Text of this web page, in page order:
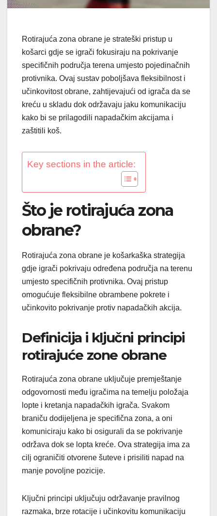
Rotirajuća zona obrane je strateški pristup u
košarci gdje se igrači fokusiraju na pokrivanje
specifičnih područja terena umjesto pojedinačnih
protivnika. Ovaj sustav poboljšava fleksibilnost i
učinkovitost obrane, zahtijevajući od igrača da se
kreću u skladu dok održavaju jaku komunikaciju
kako bi se prilagodili napadačkim akcijama i
zaštitili koš.
Key sections in the article:
Što je rotirajuća zona
obrane?
Rotirajuća zona obrane je košarkaška strategija
gdje igrači pokrivaju određena područja na terenu
umjesto specifičnih protivnika. Ovaj pristup
omogućuje fleksibilne obrambene pokrete i
učinkovito pokrivanje protiv napadačkih akcija.
Definicija i ključni principi
rotirajuće zone obrane
Rotirajuća zona obrane uključuje premještanje
odgovornosti među igračima na temelju položaja
lopte i kretanja napadačkih igrača. Svakom
braniču dodijeljena je specifična zona, a oni
komuniciraju kako bi osigurali da se pokrivanje
održava dok se lopta kreće. Ova strategija ima za
cilj ograničiti otvorene šuteve i prisiliti napad na
manje povoljne pozicije.
Ključni principi uključuju održavanje pravilnog
razmaka, brze rotacije i učinkovitu komunikaciju